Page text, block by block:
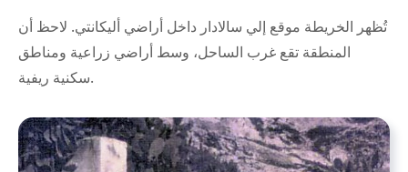
تُظهر الخريطة موقع إلي سالادار داخل أراضي أليكانتي. لاحظ أن
المنطقة تقع غرب الساحل، وسط أراضي زراعية ومناطق
سكنية ريفية.